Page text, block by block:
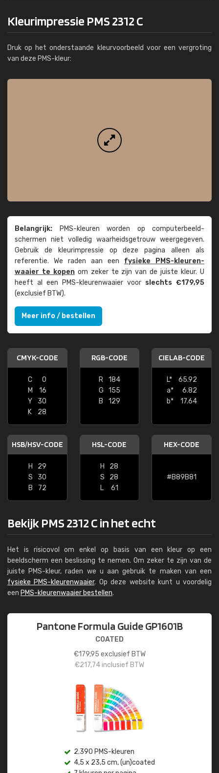
Kleurimpressie PMS 2312 C
Druk op het onderstaande kleurvoorbeeld voor een vergroting
van deze PMS-kleur:
Belangrijk: PMS-kleuren worden op computer­beeld­
schermen niet volledig waarheids­­getrouw weer­gegeven.
Gebruik de kleur­impressie op deze pagina alleen als
referentie. We raden aan een fysieke PMS-kleuren­
waaier te kopenom zeker te zijn van de juiste kleur. U
heeft al een PMS-kleuren­waaier voor slechts €179,95
(exclusief BTW).
Meer info / bestellen
CMYK-CODE
C
0
M
16
Y
30
K
28
RGB-CODE
R
184
G
155
B
129
CIELAB-CODE
L*
65.92
a*
6.82
b*
17.64
HSB/HSV-CODE
H
29
S
30
B
72
HSL-CODE
H
28
S
28
L
61
HEX-CODE
#B89B81
Bekijk PMS 2312 C in het echt
Het is risicovol om enkel op basis van een kleur op een
beeldscherm een beslissing te nemen. Om zeker te zijn van de
juiste PMS-kleur, raden we u aan gebruik te maken van een
fysieke PMS-kleurenwaaier. Op deze website kunt u voordelig
een PMS-kleurenwaaier bestellen.
Pantone Formula Guide GP1601B
COATED
€179,95 exclusief BTW
€217,74inclusief BTW
2.390 PMS-kleuren
4,5 x 23,5 cm, (un)coated